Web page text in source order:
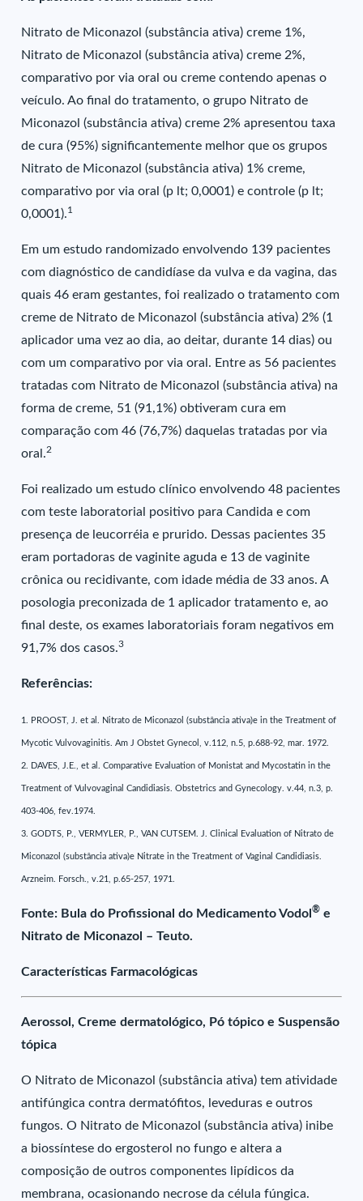
Nitrato de Miconazol (substância ativa) creme 1%,
Nitrato de Miconazol (substância ativa) creme 2%,
comparativo por via oral ou creme contendo apenas o
veículo. Ao final do tratamento, o grupo Nitrato de
Miconazol (substância ativa) creme 2% apresentou taxa
de cura (95%) significantemente melhor que os grupos
Nitrato de Miconazol (substância ativa) 1% creme,
comparativo por via oral (p lt; 0,0001) e controle (p lt;
0,0001).1
Em um estudo randomizado envolvendo 139 pacientes
com diagnóstico de candidíase da vulva e da vagina, das
quais 46 eram gestantes, foi realizado o tratamento com
creme de Nitrato de Miconazol (substância ativa) 2% (1
aplicador uma vez ao dia, ao deitar, durante 14 dias) ou
com um comparativo por via oral. Entre as 56 pacientes
tratadas com Nitrato de Miconazol (substância ativa) na
forma de creme, 51 (91,1%) obtiveram cura em
comparação com 46 (76,7%) daquelas tratadas por via
oral.2
Foi realizado um estudo clínico envolvendo 48 pacientes
com teste laboratorial positivo para Candida e com
presença de leucorréia e prurido. Dessas pacientes 35
eram portadoras de vaginite aguda e 13 de vaginite
crônica ou recidivante, com idade média de 33 anos. A
posologia preconizada de 1 aplicador tratamento e, ao
final deste, os exames laboratoriais foram negativos em
91,7% dos casos.3
Referências:
1. PROOST, J. et al. Nitrato de Miconazol (substância ativa)e in the Treatment of
Mycotic Vulvovaginitis. Am J Obstet Gynecol, v.112, n.5, p.688-92, mar. 1972.
2. DAVES, J.E., et al. Comparative Evaluation of Monistat and Mycostatin in the
Treatment of Vulvovaginal Candidiasis. Obstetrics and Gynecology. v.44, n.3, p.
403-406, fev.1974.
3. GODTS, P., VERMYLER, P., VAN CUTSEM. J. Clinical Evaluation of Nitrato de
Miconazol (substância ativa)e Nitrate in the Treatment of Vaginal Candidiasis.
Arzneim. Forsch., v.21, p.65-257, 1971.
Fonte: Bula do Profissional do Medicamento Vodol® e
Nitrato de Miconazol – Teuto.
Características Farmacológicas
Aerossol, Creme dermatológico, Pó tópico e Suspensão
tópica
O Nitrato de Miconazol (substância ativa) tem atividade
antifúngica contra dermatófitos, leveduras e outros
fungos. O Nitrato de Miconazol (substância ativa) inibe
a biossíntese do ergosterol no fungo e altera a
composição de outros componentes lipídicos da
membrana, ocasionando necrose da célula fúngica.